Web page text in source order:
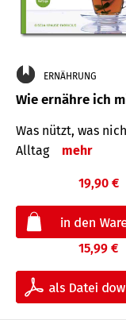
ERNÄHRUNG
Wie ernähre ich
Was nützt, was
Alltag
mehr
19,90 €
15,99 €